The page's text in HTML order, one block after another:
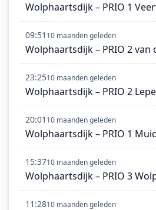
Wolphaartsdijk – PRIO 1
09:51 10 maanden geleden
Wolphaartsdijk – PRIO 2 van
23:2510 maanden geleden
Wolphaartsdijk – PRIO 2
20:01 10 maanden geleden
Wolphaartsdijk – PRIO 1
15:3710 maanden geleden
Wolphaartsdijk – PRIO 3
11:2810 maanden geleden